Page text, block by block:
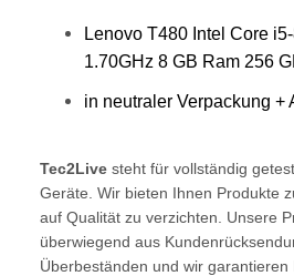
Lenovo T480 Intel Core
1.70GHz 8 GB Ram 256
in neutraler Verpackung +
Tec2Live steht für vollständig
Geräte. Wir bieten Ihnen Produkte
auf Qualität zu verzichten. Unsere
überwiegend aus
Überbeständen und wir garantieren